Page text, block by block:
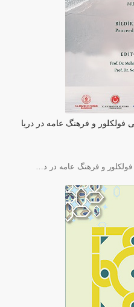
فولکلور و فرهنگ عامه در دریا
و فرهنگ عامه در د…